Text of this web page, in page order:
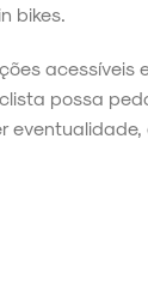
bikes.
acessíveis
possa